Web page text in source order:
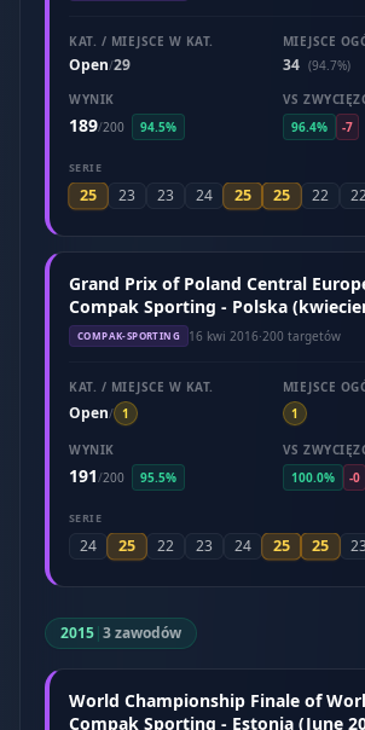
KAT. / MIEJSCE W KAT.
Open/29
MIEJSCE
34 (94.7%)
WYNIK
189/200 94.5%
VS
96.4%
-7
SERIE
25 23 23 24 25 25 22
Grand Prix of Poland Central
Compak Sporting - Polska
COMPAK-SPORTING 16 kwi 2016·200 targetów
KAT. / MIEJSCE W KAT.
Open/ 1
MIEJSCE
1
WYNIK
191/200 95.5%
VS
100.0%
-0
SERIE
24 25 22 23 24 25 25
2015|3 zawodów
World Championship Finale of
Compak Sporting - Estonia (June